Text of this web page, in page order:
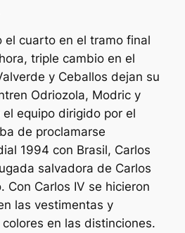
el cuarto en el tramo final
triple cambio en el
y Ceballos dejan su
Odriozola, Modric y
equipo dirigido por el
de proclamarse
1994 con Brasil, Carlos
salvadora de Carlos
Con Carlos IV se hicieron
las vestimentas y
en las distinciones.